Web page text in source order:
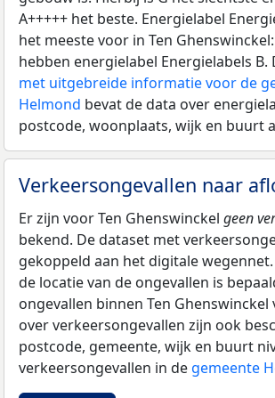
A+++++ het beste. Energielabel
het meeste voor in Ten
hebben energielabel Energielabels B.
met uitgebreide informatie voor de
Helmond bevat de data over
postcode, woonplaats, wijk en buurt
Verkeersongevallen naar
Er zijn voor Ten Ghenswinckel geen
bekend. De dataset met
gekoppeld aan het digitale
de locatie van de ongevallen is
ongevallen binnen Ten Ghenswinckel
over verkeersongevallen zijn ook
postcode, gemeente, wijk en buurt
verkeersongevallen in de gemeente